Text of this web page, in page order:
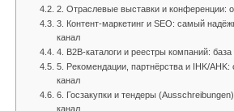
2. Отраслевые выставки и конференции:
3. Контент-маркетинг и SEO: самый
канал
4. B2B-каталоги и реестры компаний:
5. Рекомендации, партнёрства и IHK/
канал
6. Госзакупки и тендеры
канал